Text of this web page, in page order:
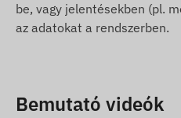
be, vagy jelentésekben (pl.
az adatokat a rendszerben.
Bemutató videók